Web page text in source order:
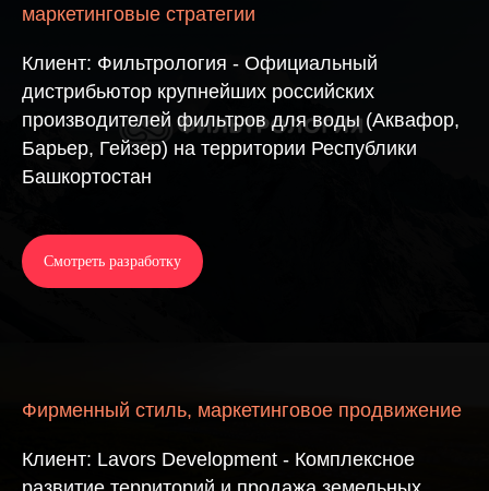
маркетинговые стратегии
Клиент: Фильтрология - Официальный
дистрибьютор крупнейших российских
производителей фильтров для воды (Аквафор,
Барьер, Гейзер) на территории Республики
Башкортостан
Смотреть разработку
Фирменный стиль, маркетинговое продвижение
Клиент: Lavors Development - Комплексное